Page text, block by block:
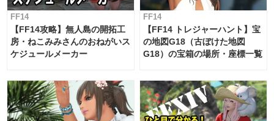
FF14
【FF14攻略】無人島の開拓工
房・ねこみみさんのおねがいス
ケジュールメーカー
FF14
【FF14 トレジャーハント】宝
の地図G18（古ぼけた地図
G18）の宝箱の場所・座標一覧